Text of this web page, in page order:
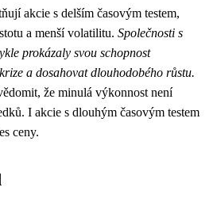
akcie s delším časovým testem,
a menší volatilitu. Společnosti s
prokázaly svou schopnost
a dosahovat dlouhodobého růstu.
že minulá výkonnost není
I akcie s dlouhým časovým testem
ceny.